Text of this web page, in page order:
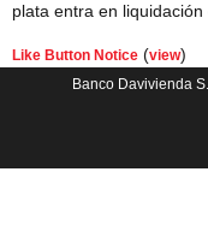
plata entra en
Like Button Notice (view)
Banco Davivienda